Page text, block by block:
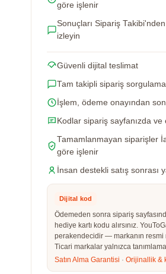
göre işlenir
Sonuçları Sipariş
izleyin
Güvenli dijital teslimat
Tam takipli sipariş sorgulama
İşlem, ödeme onayından
Kodlar sipariş sayfanızda ve
Tamamlanmayan siparişler
göre işlenir
İnsan destekli satış sonrası
Dijital kod
Ödemeden sonra sipariş
hediye kartı kodu alırsınız.
perakendecidir — markanın resmi
Ticari markalar yalnızca
Satın Alma Garantisi · Orijinallik &